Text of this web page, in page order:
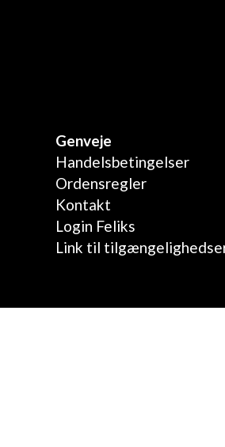
Genveje
Handelsbetingelser
Ordensregler
Kontakt
Login Feliks
Link til